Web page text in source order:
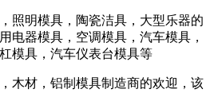
照明模具，陶瓷洁具，大型乐器的
电器模具，空调模具，汽车模具，
模具，汽车仪表台模具等
木材，铝制模具制造商的欢迎，该